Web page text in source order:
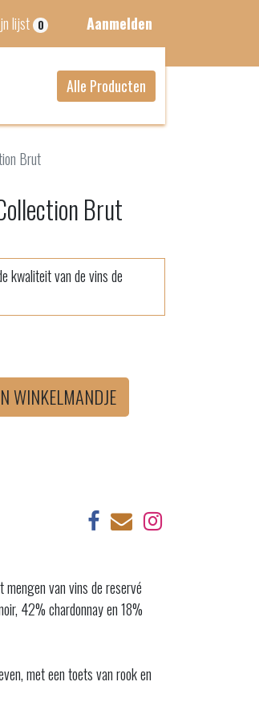
lijst 0 Aanmelden
Alle Producten
Brut
Brut
kwaliteit van de vins de
WINKELMANDJE
van vins de reservé
42% chardonnay en 18%
met een toets van rook en